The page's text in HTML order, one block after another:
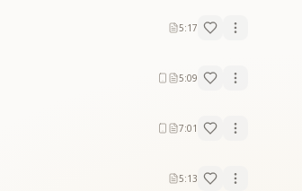
5:17
5:09
7:01
5:13